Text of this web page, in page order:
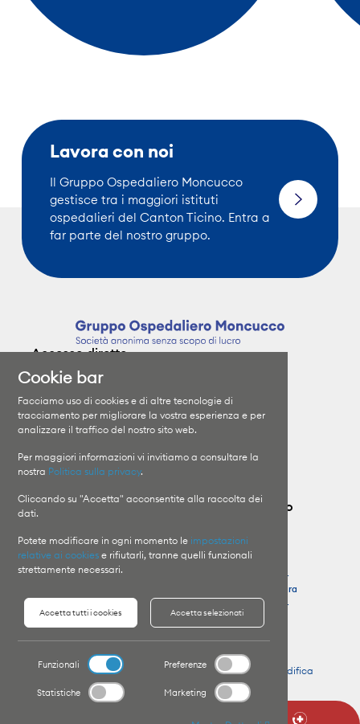
Lavora con noi
Il Gruppo Ospedaliero Moncucco
gestisce tra i maggiori istituti
ospedalieri del Canton Ticino. Entra a
far parte del nostro gruppo.
Accesso diretto
Clinica Moncucco
Clinica Santa Chiara
Orari di visita
Informazioni sui ricoveri
Specializzazioni
I medici
Il Gruppo
Lavora con noi
Contatta il Gruppo Ospedaliero Moncucco
Clinica Moncucco
T+41 91 960 81 11
Clinica Santa Chiara
T+41 91 756 41 11
Pronto Soccorso
Clinica Moncucco
+41 91 960 85 64
Clinica Santa Chiara
+41 91 756 48 44
Copyright © 2026 Website byOrganica.agency
Modifica
preferenze Cookie
Cookie bar
Facciamo uso di cookies e di altre tecnologie di
tracciamento per migliorare la vostra esperienza e per
analizzare il traffico del nostro sito web.
Per maggiori informazioni vi invitiamo a consultare la
nostra Politica sulla privacy.
Cliccando su "Accetta" acconsentite alla raccolta dei
dati.
Potete modificare in ogni momento le impostazioni
relative ai cookies e rifiutarli, tranne quelli funzionali
strettamente necessari.
Accetta tutti i cookies Accetta selezionati
Funzionali Preferenze
Statistiche Marketing